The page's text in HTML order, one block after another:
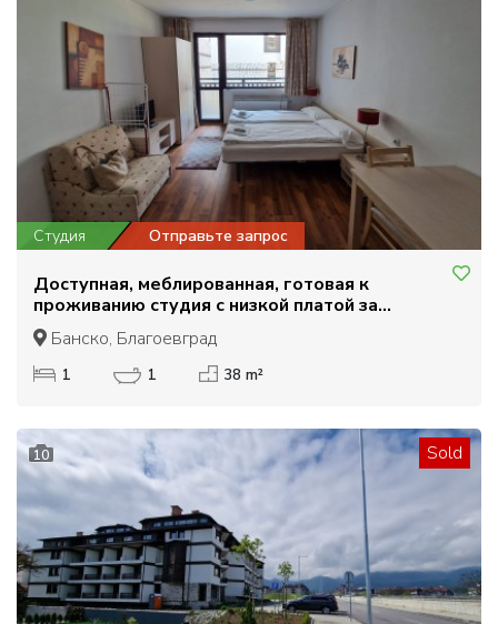
Студия Отправьте запрос
Доступная, меблированная, готовая к
проживанию студия с низкой платой за
обслуживание в Банско
Банско, Благоевград
1 1 38 m²
10 Sold